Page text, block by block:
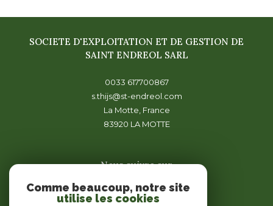
SOCIETE D'EXPLOITATION ET DE GESTION DE
SAINT ENDREOL SARL
0033 617700867
s.thijs@st-endreol.com
La Motte, France
83920
LA MOTTE
Nous suivre sur
Comme beaucoup, notre site
utilise les cookies